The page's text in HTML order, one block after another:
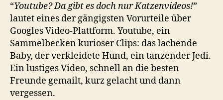
“Youtube? Da gibt es doch nur Katzenvideos!”
lautet eines der gängigsten Vorurteile über
Googles Video-Plattform. Youtube, ein
Sammelbecken kurioser Clips: das lachende
Baby, der verkleidete Hund, ein tanzender Jedi.
Ein lustiges Video, schnell an die besten
Freunde gemailt, kurz gelacht und dann
vergessen.